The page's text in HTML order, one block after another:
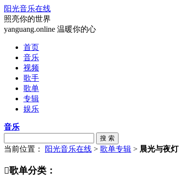
阳光音乐在线
照亮你的世界
yanguang.online 温暖你的心
首页
音乐
视频
歌手
歌单
专辑
娱乐
音乐
搜 索
当前位置： 阳光音乐在线 > 歌单专辑 > 晨光与夜灯
歌单分类：